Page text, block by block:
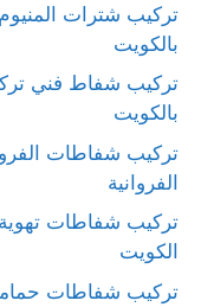
تركيب شترات
بالكويت
تركيب شفاط فني
بالكويت
تركيب شفاطات
الفروانية
تركيب شفاطات
الكويت
تركيب شفاطات